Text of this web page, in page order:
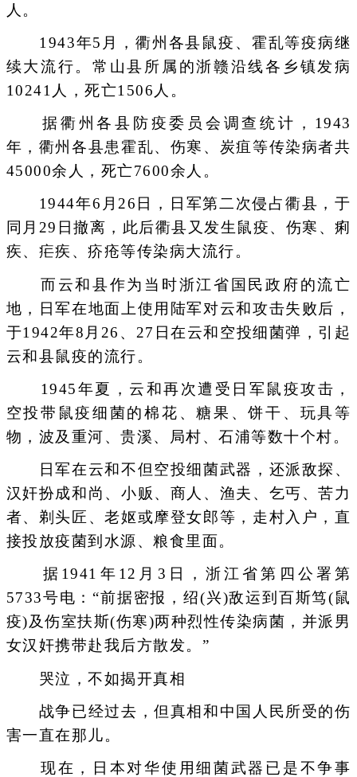
人。
1943年5月，衢州各县鼠疫、霍乱等疫病继
续大流行。常山县所属的浙赣沿线各乡镇发病
10241人，死亡1506人。
据衢州各县防疫委员会调查统计，1943
年，衢州各县患霍乱、伤寒、炭疽等传染病者共
45000余人，死亡7600余人。
1944年6月26日，日军第二次侵占衢县，于
同月29日撤离，此后衢县又发生鼠疫、伤寒、痢
疾、疟疾、疥疮等传染病大流行。
而云和县作为当时浙江省国民政府的流亡
地，日军在地面上使用陆军对云和攻击失败后，
于1942年8月26、27日在云和空投细菌弹，引起
云和县鼠疫的流行。
1945年夏，云和再次遭受日军鼠疫攻击，
空投带鼠疫细菌的棉花、糖果、饼干、玩具等
物，波及重河、贵溪、局村、石浦等数十个村。
日军在云和不但空投细菌武器，还派敌探、
汉奸扮成和尚、小贩、商人、渔夫、乞丐、苦力
者、剃头匠、老妪或摩登女郎等，走村入户，直
接投放疫菌到水源、粮食里面。
据1941年12月3日，浙江省第四公署第
5733号电：“前据密报，绍(兴)敌运到百斯笃(鼠
疫)及伤室扶斯(伤寒)两种烈性传染病菌，并派男
女汉奸携带赴我后方散发。”
哭泣，不如揭开真相
战争已经过去，但真相和中国人民所受的伤
害一直在那儿。
现在，日本对华使用细菌武器已是不争事